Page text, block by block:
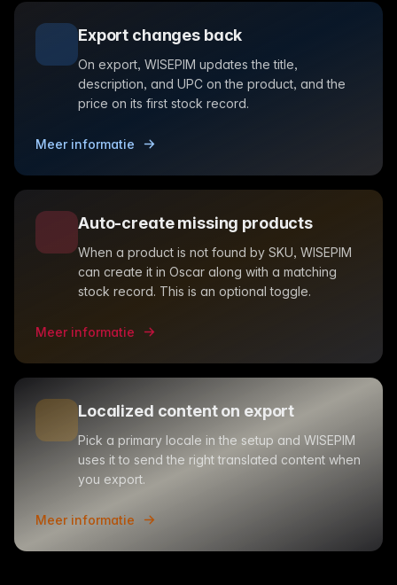
Export changes back
On export, WISEPIM updates the title,
description, and UPC on the product, and the
price on its first stock record.
Meer informatie
Auto-create missing products
When a product is not found by SKU, WISEPIM
can create it in Oscar along with a matching
stock record. This is an optional toggle.
Meer informatie
Localized content on export
Pick a primary locale in the setup and WISEPIM
uses it to send the right translated content when
you export.
Meer informatie